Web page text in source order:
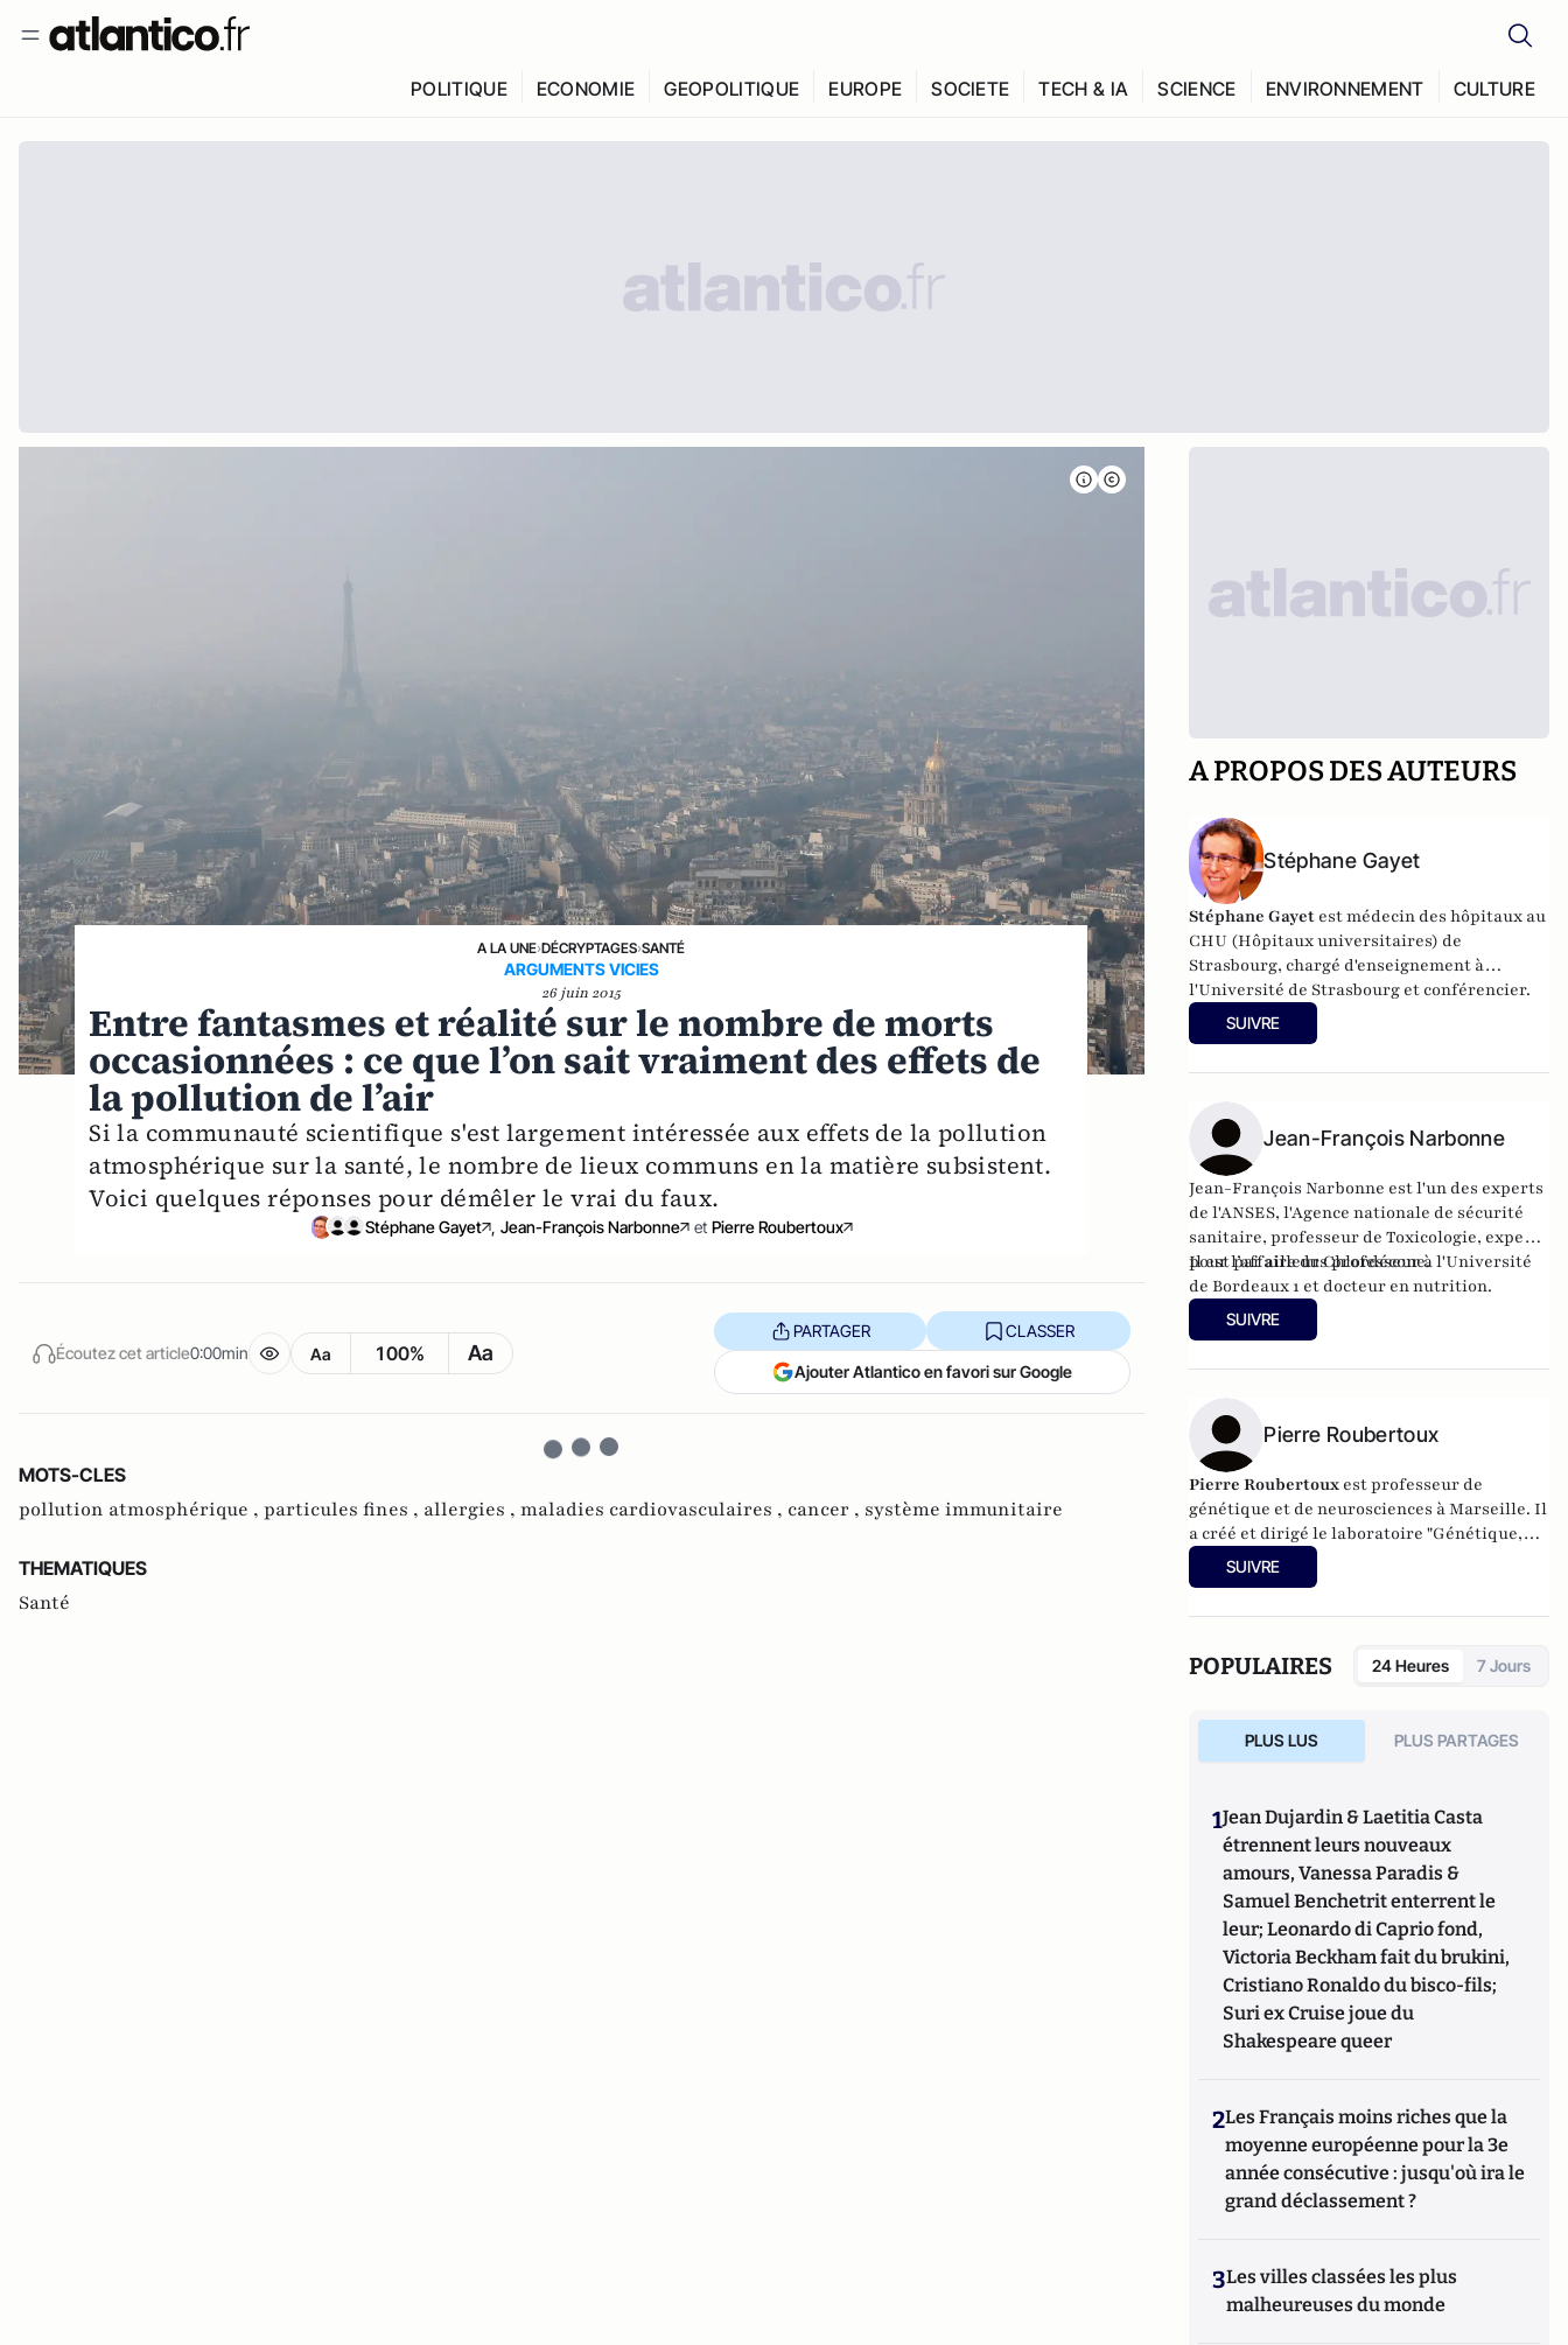
POLITIQUE ECONOMIE GEOPOLITIQUE EUROPE SOCIETE TECH & IA SCIENCE ENVIRONNEMENT CULTURE
A LA UNE›DÉCRYPTAGES›SANTÉ
ARGUMENTS VICIES
26 juin 2015
Entre fantasmes et réalité sur le nombre de morts
occasionnées : ce que l’on sait vraiment des effets de
la pollution de l’air
Si la communauté scientifique s'est largement intéressée aux effets de la pollution
atmosphérique sur la santé, le nombre de lieux communs en la matière subsistent.
Voici quelques réponses pour démêler le vrai du faux.
Stéphane Gayet , Jean-François Narbonne et Pierre Roubertoux
Écoutez cet article0:00min Aa 100% Aa
PARTAGER CLASSER
Ajouter Atlantico en favori sur Google
MOTS-CLES
pollution atmosphérique , particules fines , allergies , maladies cardiovasculaires , cancer , système immunitaire
THEMATIQUES
Santé
A PROPOS DES AUTEURS
Stéphane Gayet
Stéphane Gayet est médecin des hôpitaux au
CHU (Hôpitaux universitaires) de
Strasbourg, chargé d'enseignement à
l'Université de Strasbourg et conférencier.
SUIVRE
Jean-François Narbonne
Jean-François Narbonne est l'un des experts
de l'ANSES, l'Agence nationale de sécurité
sanitaire, professeur de Toxicologie, expert
pour l’affaire du Chlordécone.
Il est par ailleurs professeur à l'Université
de Bordeaux 1 et docteur en nutrition.
SUIVRE
Pierre Roubertoux
Pierre Roubertoux est professeur de
génétique et de neurosciences à Marseille. Il
a créé et dirigé le laboratoire "Génétique,
neurogénétique, comportement" du CNRS et
a travaillé au laboratoire "Génomique
aujourd'hui ses recherches au sein du
laboratoire de génétique médicale de
gènes liés à des comportements lui ont valu
le prix Theodosius Dobzhansky, aux États-
SUIVRE
POPULAIRES 24 Heures 7 Jours
PLUS LUS PLUS PARTAGES
1Jean Dujardin & Laetitia Casta
étrennent leurs nouveaux
amours, Vanessa Paradis &
Samuel Benchetrit enterrent le
leur; Leonardo di Caprio fond,
Victoria Beckham fait du brukini,
Cristiano Ronaldo du bisco-fils;
Suri ex Cruise joue du
Shakespeare queer
2Les Français moins riches que la
moyenne européenne pour la 3e
année consécutive : jusqu'où ira le
grand déclassement ?
3Les villes classées les plus
malheureuses du monde